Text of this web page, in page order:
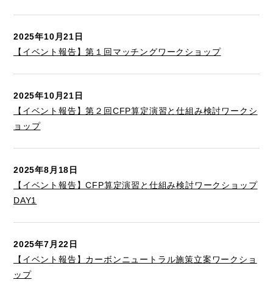
2025年10月21日
【イベント報告】第１回マッチングワークショップ
2025年10月21日
【イベント報告】第２回CFP算定演習と仕組み検討ワークシ
ョップ
2025年8月18日
【イベント報告】CFP算定演習と仕組み検討ワークショップ
DAY1
2025年7月22日
【イベント報告】カーボンニュートラル施策立案ワークショ
ップ